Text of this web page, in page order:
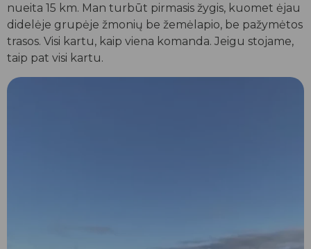
nueita 15 km. Man turbūt pirmasis žygis, kuomet ėjau
didelėje grupėje žmonių be žemėlapio, be pažymėtos
trasos. Visi kartu, kaip viena komanda. Jeigu stojame,
taip pat visi kartu.